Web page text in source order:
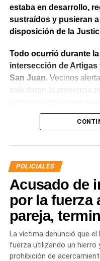
estaba en desarrollo,
sustraídos y pusieran
disposición de la
Todo ocurrió durante la
intersección de Artigas
San Juan. Vecinos
solicitaron la presencia
emergencias para
a uno de los
hombres le habían
efectivo y dos
recuperó parte de los
primer involucrado.
En forma paralela, otra
una vivienda ubicada
señalada por la
sospechoso y se
POLICIALES
Acusado de
por la fuerza
pareja,
La víctima denunció que
fuerza utilizando un hierro
prohibición de